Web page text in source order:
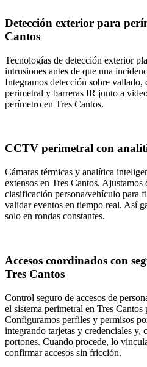
Detección exterior para
Cantos
Tecnologías de detección exterior
intrusiones antes de que una
Integramos detección sobre vallado,
perimetral y barreras IR junto a
perímetro en Tres Cantos.
CCTV perimetral con
Cámaras térmicas y analítica
extensos en Tres Cantos.
clasificación persona/vehículo para
validar eventos en tiempo real. Así
solo en rondas constantes.
Accesos coordinados con
Tres Cantos
Control seguro de accesos de
el sistema perimetral en Tres
Configuramos perfiles y permisos
integrando tarjetas y credenciales y,
portones. Cuando procede, lo
confirmar accesos sin fricción.